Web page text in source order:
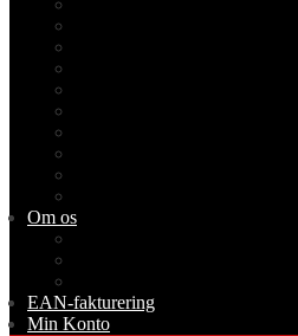
Om os
EAN-fakturering
Min Konto